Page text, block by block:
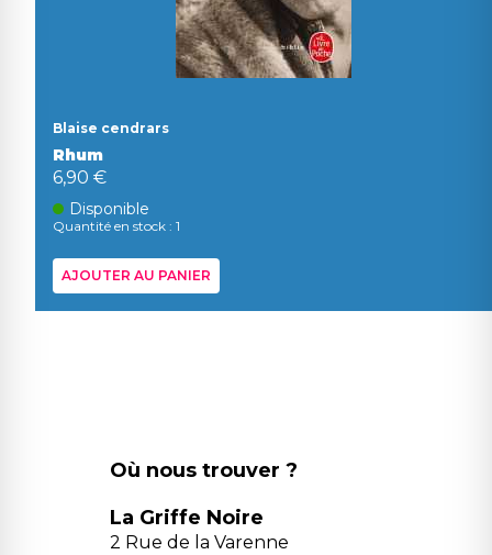
Blaise cendrars
Rhum
6,90 €
Disponible
Quantité en stock : 1
AJOUTER AU PANIER
Où nous trouver ?
La Griffe Noire
2 Rue de la Varenne